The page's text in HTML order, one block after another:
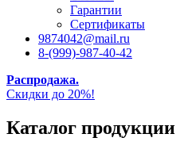
Гарантии
Сертификаты
9874042@mail.ru
8-(999)-987-40-42
Распродажа.
Скидки до 20%!
Каталог продукции